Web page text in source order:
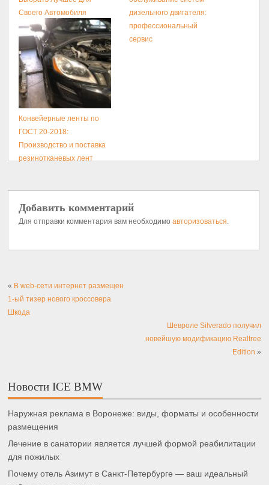
Своего Автомобиля
дизельного двигателя:
профессиональный
сервис
Конвейерные ленты по
ГОСТ 20-2018:
Производство и поставка
резинотканевых лент
Добавить комментарий
Для отправки комментария вам необходимоавторизоваться
« В web-сети интернет размещен
1-ый тизер нового кроссовера
Шкода
Шевроле Silverado получил
новейшую модификацию Realtree
Edition »
Новости ICE BMW
Наружная реклама в Воронеже: виды, форматы и особенности
размещения
Лечение в санатории является лучшей формой реабилитации
для пожилых
Почему отель Азимут в Санкт-Петербурге — ваш идеальный